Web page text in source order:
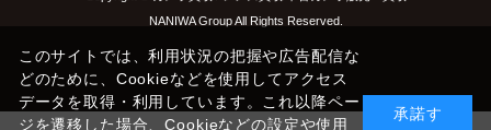
NANIWA Group All Rights Reserved.
このサイトでは、利用状況の把握や広告配信な
どのために、Cookieなどを使用してアクセス
データを取得・利用しています。これ以降ペー
ジを遷移した場合、Cookieなどの設定や使用
承諾す